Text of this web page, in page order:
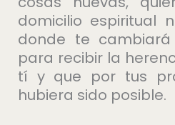
domicilio espiritual
donde te
para recibir la
tí y que por tus
hubiera sido posible.